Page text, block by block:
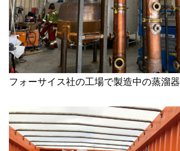
フォーサイス社の工場で製造中の蒸溜器